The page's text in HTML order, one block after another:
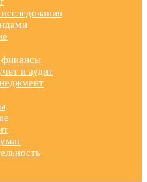
финансы
и аудит